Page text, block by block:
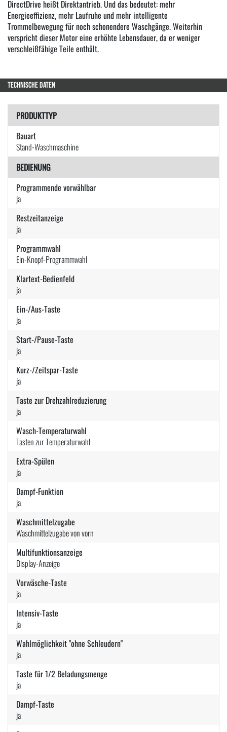
DirectDrive heißt Direktantrieb. Und das bedeutet: mehr
Energieeffizienz, mehr Laufruhe und mehr intelligente
Trommelbewegung für noch schonendere Waschgänge. Weiterhin
verspricht dieser Motor eine erhöhte Lebensdauer, da er weniger
verschleißfähige Teile enthält.
TECHNISCHE DATEN
PRODUKTTYP
Bauart
Stand-Waschmaschine
BEDIENUNG
Programmende vorwählbar
ja
Restzeitanzeige
ja
Programmwahl
Ein-Knopf-Programmwahl
Klartext-Bedienfeld
ja
Ein-/Aus-Taste
ja
Start-/Pause-Taste
ja
Kurz-/Zeitspar-Taste
ja
Taste zur Drehzahlreduzierung
ja
Wasch-Temperaturwahl
Tasten zur Temperaturwahl
Extra-Spülen
ja
Dampf-Funktion
ja
Waschmittelzugabe
Waschmittelzugabe von vorn
Multifunktionsanzeige
Display-Anzeige
Vorwäsche-Taste
ja
Intensiv-Taste
ja
Wahlmöglichkeit "ohne Schleudern"
ja
Taste für 1/2 Beladungsmenge
ja
Dampf-Taste
ja